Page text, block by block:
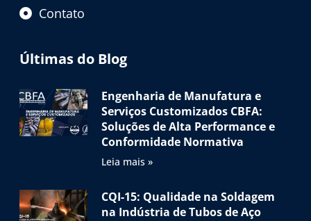
Contato
Últimas do Blog
Engenharia de Manufatura e
Serviços Customizados CBFA:
Soluções de Alta Performance e
Conformidade Normativa
Leia mais »
CQI-15: Qualidade na Soldagem
na Indústria de Tubos de Aço